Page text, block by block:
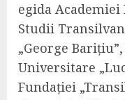
egida
Studii
„George
Universitare
Fundației